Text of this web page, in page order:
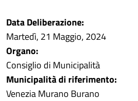
Whatsapp
Data Deliberazione:
Martedì, 21 Maggio, 2024
Organo:
Consiglio di Municipalità
Municipalità di riferimento:
Venezia Murano Burano